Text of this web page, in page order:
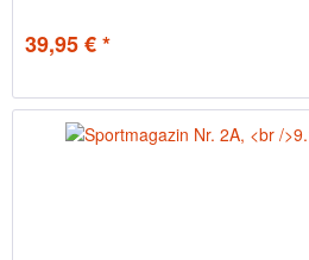
39,95 € *